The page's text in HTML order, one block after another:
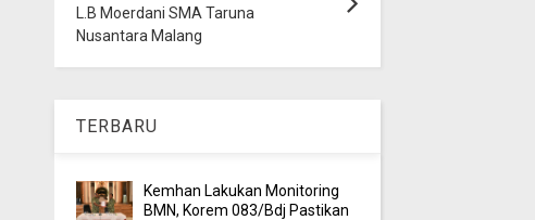
L.B Moerdani SMA Taruna
Nusantara Malang
TERBARU
Kemhan Lakukan Monitoring
BMN, Korem 083/Bdj Pastikan